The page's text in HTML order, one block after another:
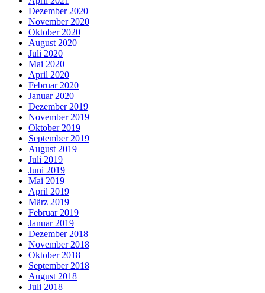
Dezember 2020
November 2020
Oktober 2020
August 2020
Juli 2020
Mai 2020
April 2020
Februar 2020
Januar 2020
Dezember 2019
November 2019
Oktober 2019
September 2019
August 2019
Juli 2019
Juni 2019
Mai 2019
April 2019
März 2019
Februar 2019
Januar 2019
Dezember 2018
November 2018
Oktober 2018
September 2018
August 2018
Juli 2018